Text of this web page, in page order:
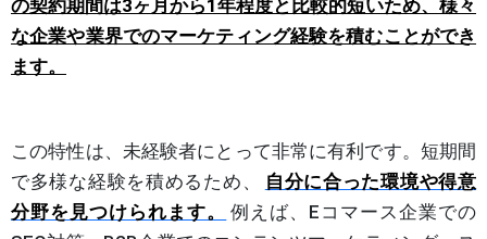
の契約期間は3ヶ月から1年程度と比較的短いため、様々
な企業や業界でのマーケティング経験を積むことができ
ます。
この特性は、未経験者にとって非常に有利です。短期間
で多様な経験を積めるため、
自分に合った環境や得意
分野を見つけられます。
例えば、Eコマース企業での